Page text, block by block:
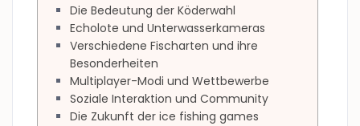
Die Bedeutung der Köderwahl
Echolote und Unterwasserkameras
Verschiedene Fischarten und ihre
Besonderheiten
Multiplayer-Modi und Wettbewerbe
Soziale Interaktion und Community
Die Zukunft der ice fishing games